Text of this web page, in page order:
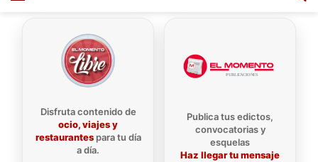
Disfruta contenido de
ocio, viajes y
restaurantespara tu día
a día.
Publica tus edictos,
convocatorias y
esquelas
Haz llegar tu mensaje